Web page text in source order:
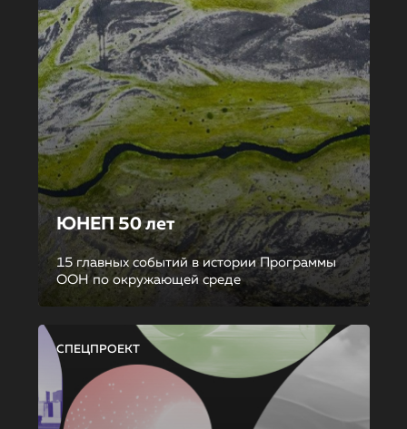
ЮНЕП 50 лет
15 главных событий в истории Программы
ООН по окружающей среде
СПЕЦПРОЕКТ